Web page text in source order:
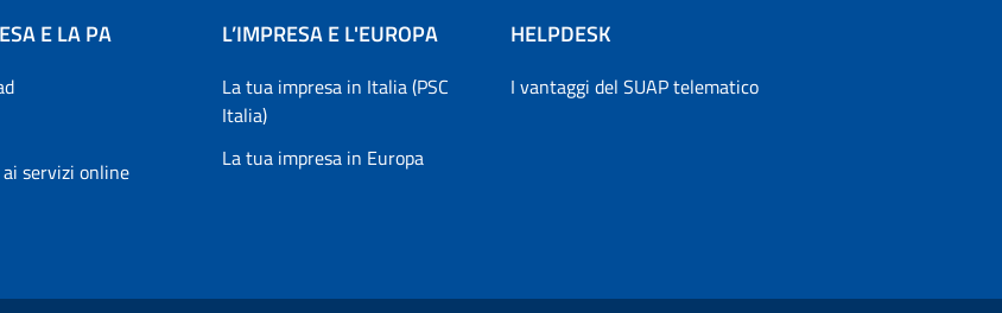
E LA PA
ai servizi online
L’IMPRESA E L'EUROPA
La tua impresa in Italia (PSC
Italia)
La tua impresa in Europa
HELPDESK
I vantaggi del SUAP telematico